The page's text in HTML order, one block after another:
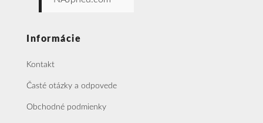
Informácie
Kontakt
Časté otázky a odpovede
Obchodné podmienky